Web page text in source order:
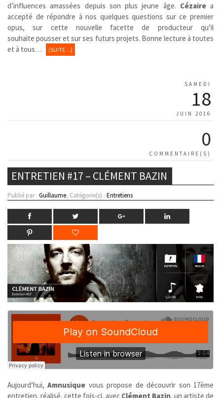
d’influences amassées depuis son plus jeune âge. Cézairea
accepté de répondre à nos quelques questions sur ce premier
opus, sur cette nouvelle facette de producteur qu’il
souhaite pousser et sur ses futurs projets. Bonne lecture à toutes
et à tous…
(SUITE…)
SAMEDI
18
JUIN 2016
0
COMMENTAIRE(S)
ENTRETIEN #17 – CLÉMENT BAZIN
Publié par : Guillaume, Catégorie(s) : Entretiens
Aujourd’hui,Amnusique vous propose de découvrir son 17ème
entretien, réalisé, cette fois-ci, avec Clément Bazin, un artiste de